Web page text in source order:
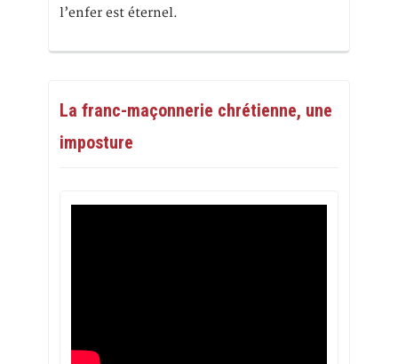
l’enfer est éternel.
La franc-maçonnerie chrétienne, une
imposture